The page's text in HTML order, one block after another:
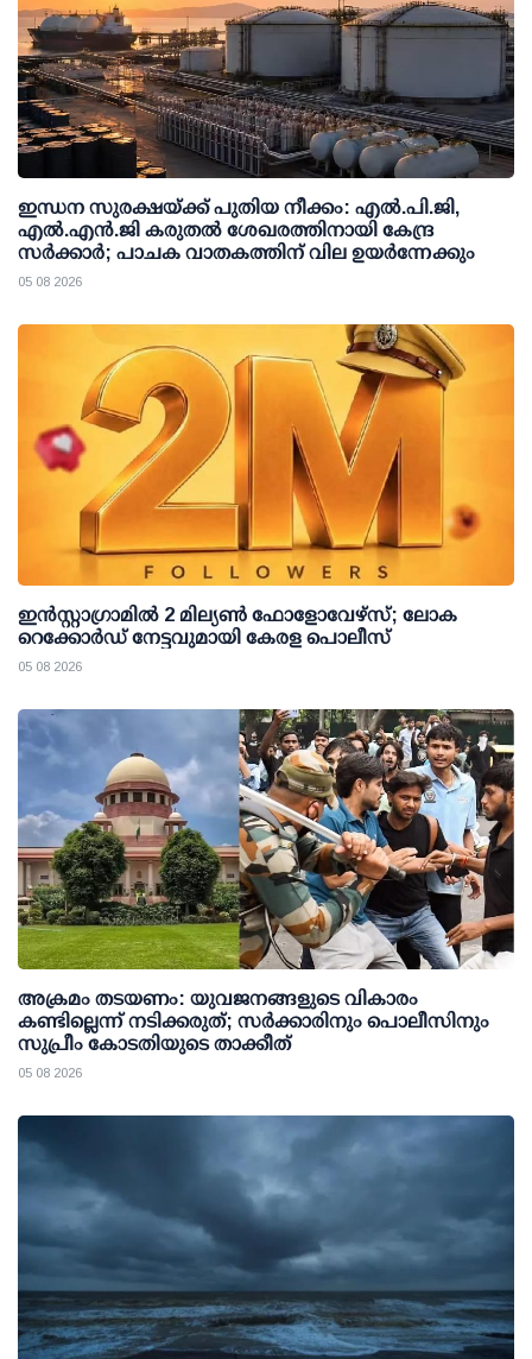
ഇന്ധന സുരക്ഷയ്ക്ക് പുതിയ നീക്കം: എല്‍.പി.ജി,
എല്‍.എന്‍.ജി കരുതല്‍ ശേഖരത്തിനായി കേന്ദ്ര
സര്‍ക്കാര്‍; പാചക വാതകത്തിന് വില ഉയര്‍ന്നേക്കും
05 08 2026
ഇന്‍സ്റ്റാഗ്രാമില്‍ 2 മില്യണ്‍ ഫോളോവേഴ്സ്; ലോക
റെക്കോര്‍ഡ് നേട്ടവുമായി കേരള പൊലീസ്
05 08 2026
അക്രമം തടയണം: യുവജനങ്ങളുടെ വികാരം
കണ്ടില്ലെന്ന് നടിക്കരുത്; സര്‍ക്കാരിനും പൊലീസിനും
സുപ്രീം കോടതിയുടെ താക്കീത്
05 08 2026